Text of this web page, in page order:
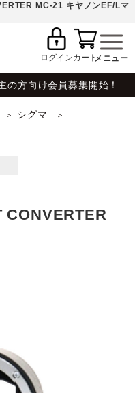
MC-21 キヤノンEF/Lマ
ログインカート
の方向け会員募集開始！
シグマ
CONVERTER